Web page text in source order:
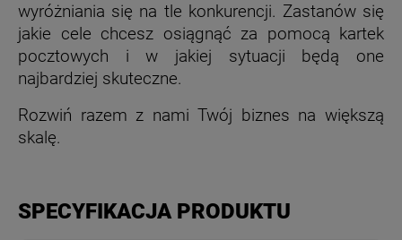
wyróżniania się na tle konkurencji. Zastanów się
jakie cele chcesz osiągnąć za pomocą kartek
pocztowych i w jakiej sytuacji będą one
najbardziej skuteczne.
Rozwiń razem z nami Twój biznes na większą
skalę.
SPECYFIKACJA PRODUKTU